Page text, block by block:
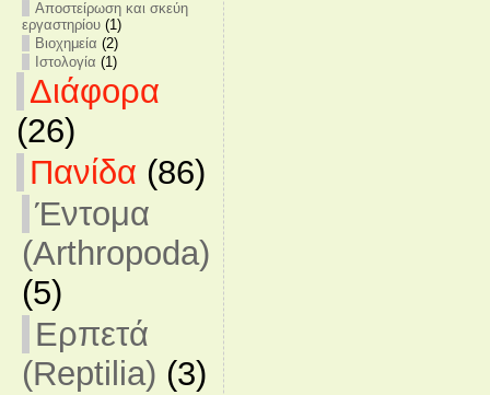
Αποστείρωση και σκεύη
εργαστηρίου(1)
Βιοχημεία (2)
Ιστολογία (1)
Διάφορα
(26)
Πανίδα (86)
Έντομα
(Arthropoda)
(5)
Ερπετά
(Reptilia) (3)